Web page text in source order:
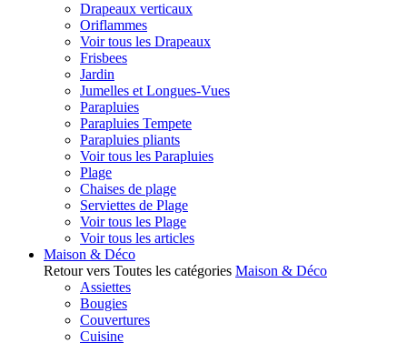
Drapeaux verticaux
Oriflammes
Voir tous les Drapeaux
Frisbees
Jardin
Jumelles et Longues-Vues
Parapluies
Parapluies Tempete
Parapluies pliants
Voir tous les Parapluies
Plage
Chaises de plage
Serviettes de Plage
Voir tous les Plage
Voir tous les articles
Maison & Déco
Retour vers Toutes les catégories Maison & Déco
Assiettes
Bougies
Couvertures
Cuisine